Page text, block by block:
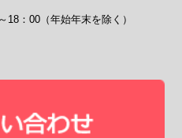
18：00（年始年末を除く）